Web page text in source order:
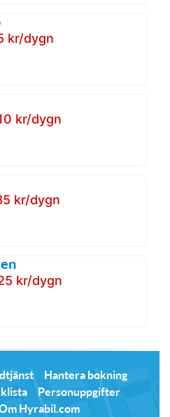
kr/dygn
kr/dygn
kr/dygn
kr/dygn
Hantera bokning
Personuppgifter
Hyrabil.com